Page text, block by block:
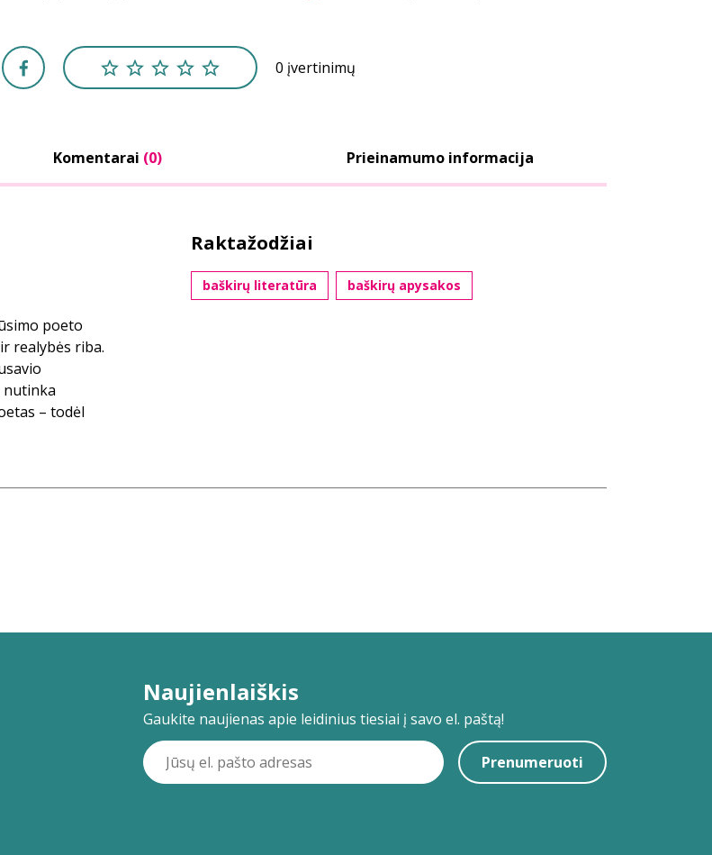
0 įvertinimų
Komentarai (0) Prieinamumo informacija
poeto
realybės riba.
nutinka
– todėl
Raktažodžiai
baškirų literatūra baškirų apysakos
Naujienlaiškis
Gaukite naujienas apie leidinius tiesiai į savo el. paštą!
Prenumeruoti